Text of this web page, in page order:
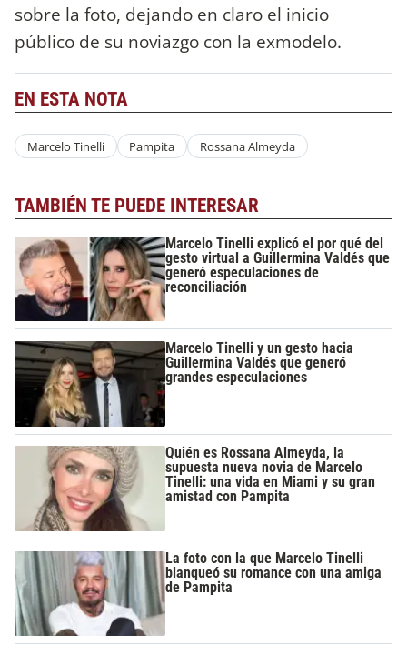
sobre la foto, dejando en claro el inicio
público de su noviazgo con la exmodelo.
EN ESTA NOTA
Marcelo Tinelli Pampita Rossana Almeyda
TAMBIÉN TE PUEDE INTERESAR
Marcelo Tinelli explicó el por qué del
gesto virtual a Guillermina Valdés que
generó especulaciones de
reconciliación
Marcelo Tinelli y un gesto hacia
Guillermina Valdés que generó
grandes especulaciones
Quién es Rossana Almeyda, la
supuesta nueva novia de Marcelo
Tinelli: una vida en Miami y su gran
amistad con Pampita
La foto con la que Marcelo Tinelli
blanqueó su romance con una amiga
de Pampita